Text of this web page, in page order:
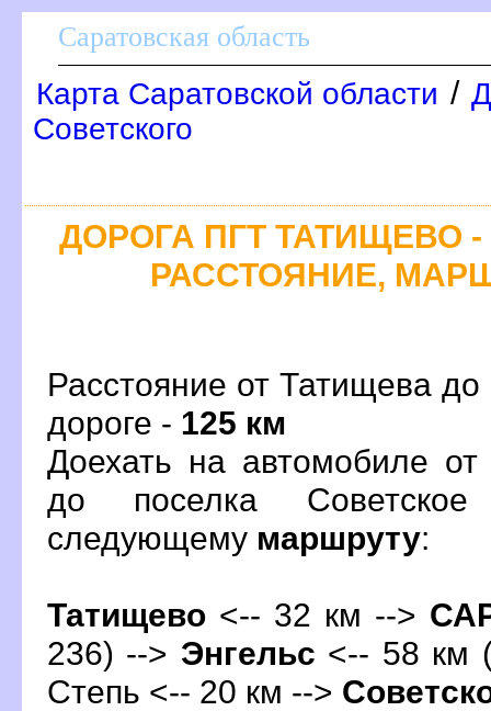
Саратовская область
Карта Саратовской области /
Советского
ДОРОГА ПГТ ТАТИЩЕВО
РАССТОЯНИЕ,
Расстояние от Татищева до
дороге - 125 км
Доехать на автомобиле
до поселка
следующему маршруту:
Татищево <-- 32 км -->
236) --> Энгельс <-- 58 км
Степь <-- 20 км -->